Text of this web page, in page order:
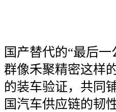
国产替代的“最后
群像禾聚精密这样
的装车验证，共同
国汽车供应链的韧